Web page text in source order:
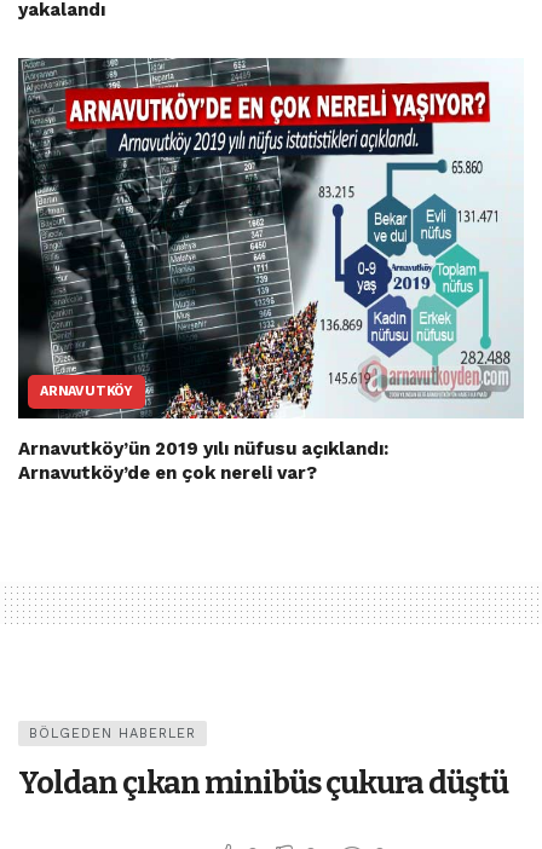
yakalandı
ARNAVUTKÖY
Arnavutköy’ün 2019 yılı nüfusu açıklandı:
Arnavutköy’de en çok nereli var?
BÖLGEDEN HABERLER
Yoldan çıkan minibüs çukura düştü